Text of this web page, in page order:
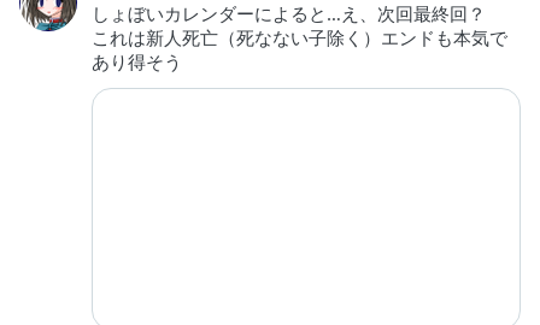
しょぼいカレンダーによると…え、次回最終回？
これは新人死亡（死なない子除く）エンドも本気で
あり得そう